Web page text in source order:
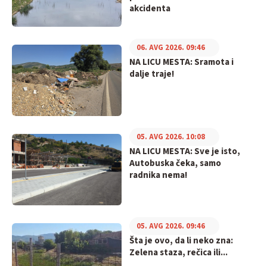
akcidenta
NA LICU MESTA: Sramota i
dalje traje!
06. AVG 2026. 09:46
NA LICU MESTA: Sve je isto,
Autobuska čeka, samo
radnika nema!
05. AVG 2026. 10:08
Šta je ovo, da li neko zna:
Zelena staza, rečica ili...
05. AVG 2026. 09:46